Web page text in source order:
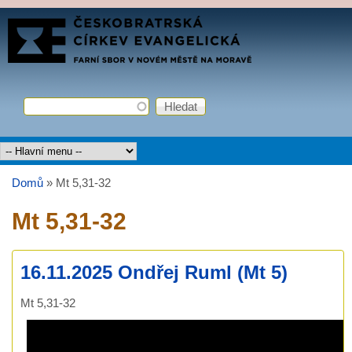
Přejít k hlavnímu obsahu
FARNÍ
SBOR
Vyhledávání
Hledat
Hlavní menu
Jste zde
Domů » Mt 5,31-32
Mt 5,31-32
16.11.2025 Ondřej Ruml (Mt 5)
Mt 5,31-32